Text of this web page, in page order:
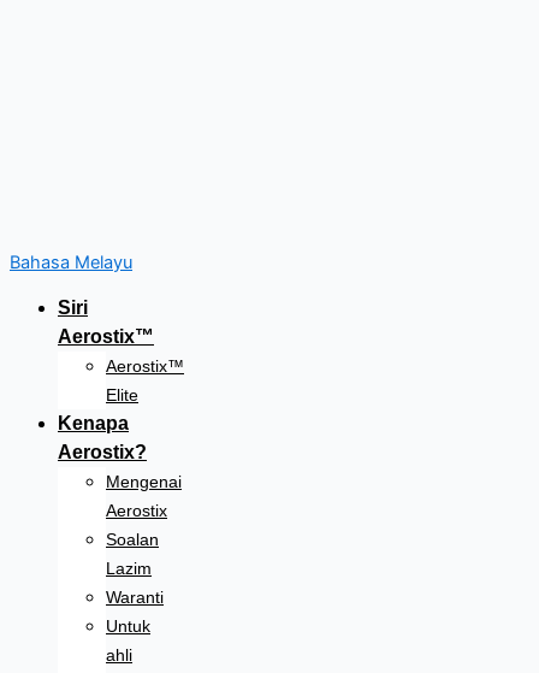
Bahasa Melayu
Siri
Aerostix™
Aerostix™
Elite
Kenapa
Aerostix?
Mengenai
Aerostix
Soalan
Lazim
Waranti
Untuk
ahli